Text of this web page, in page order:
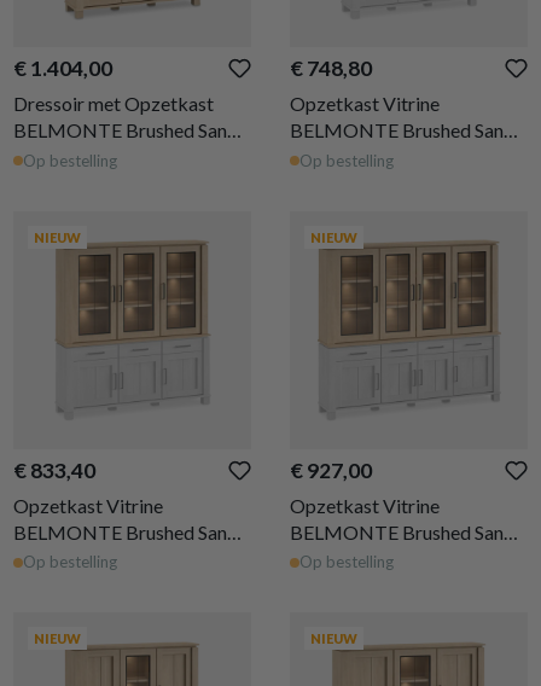
€ 1.404,00
Dressoir met Opzetkast
BELMONTE Brushed Sand
Oak B162
Op bestelling
€ 748,80
Opzetkast Vitrine
BELMONTE Brushed Sand
Oak B162
Op bestelling
NIEUW
€ 833,40
Opzetkast Vitrine
BELMONTE Brushed Sand
Oak B199
Op bestelling
NIEUW
€ 927,00
Opzetkast Vitrine
BELMONTE Brushed Sand
Oak B233
Op bestelling
NIEUW NIEUW